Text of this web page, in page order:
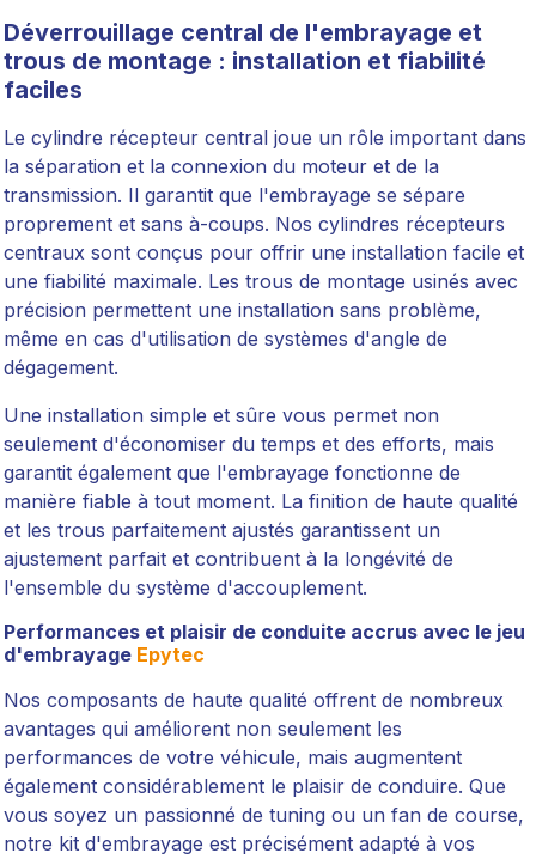
Déverrouillage central de l'embrayage et
trous de montage : installation et fiabilité
faciles
Le cylindre récepteur central joue un rôle important dans
la séparation et la connexion du moteur et de la
transmission. Il garantit que l'embrayage se sépare
proprement et sans à-coups. Nos cylindres récepteurs
centraux sont conçus pour offrir une installation facile et
une fiabilité maximale. Les trous de montage usinés avec
précision permettent une installation sans problème,
même en cas d'utilisation de systèmes d'angle de
dégagement.
Une installation simple et sûre vous permet non
seulement d'économiser du temps et des efforts, mais
garantit également que l'embrayage fonctionne de
manière fiable à tout moment. La finition de haute qualité
et les trous parfaitement ajustés garantissent un
ajustement parfait et contribuent à la longévité de
l'ensemble du système d'accouplement.
Performances et plaisir de conduite accrus avec le jeu
d'embrayage Epytec
Nos composants de haute qualité offrent de nombreux
avantages qui améliorent non seulement les
performances de votre véhicule, mais augmentent
également considérablement le plaisir de conduire. Que
vous soyez un passionné de tuning ou un fan de course,
notre kit d'embrayage est précisément adapté à vos